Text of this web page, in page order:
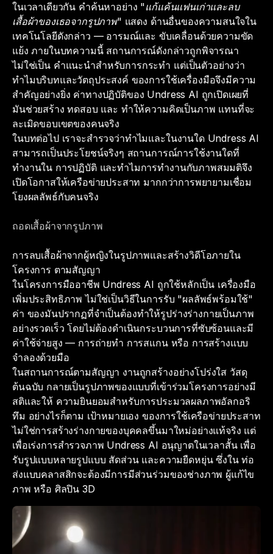
ในเวลาเดียวกัน คำค้นหาอย่าง "แก้แค้นแฟนเก่าและลบ
เสื้อผ้าของเธอจากรูปภาพ" แสดง ด้านอื่นของความสนใจใน
เทคโนโลยีดังกล่าว — อารมณ์และ ขับเคลื่อนด้วยความขัด
แย้ง ภายในบทความนี้ สถานการณ์ดังกล่าวถูกพิจารณา
ไม่ใช่เป็น คำแนะนำสำหรับการกระทำ แต่เป็นตัวอย่างว่า
ทำไมบริบทและวัตถุประสงค์ ของการใช้เครื่องมือจึงมีความ
สำคัญอย่างยิ่ง ค่าทางปฏิบัติของ Undress AI ถูกเปิดเผยที่
มันช่วยสร้าง ทดสอบ และ ทำให้ความคิดเป็นภาพ แทนที่จะ
ละเมิดขอบเขตของคนจริง
ในบทต่อไป เราจะสำรวจว่าทำไมและในงานใด Undress AI
สามารถเป็นประโยชน์จริงๆ สถานการณ์การใช้งานใดที่
ทำงานใน การปฏิบัติ และทำไมการทำงานกับภาพสมมติจึง
เปิดโอกาสให้เครือข่ายประสาท มากกว่าการพยายามเชื่อม
โยงผลลัพธ์กับคนจริง
ถอดเสื้อผ้าจากรูปภาพ
การลบเสื้อผ้าจากผู้หญิงในรูปภาพและสร้างวิดีโอภายใน
โครงการ ตามสัญญา
ในโครงการมืออาชีพ Undress AI ถูกใช้หลักเป็น เครื่องมือ
เพิ่มประสิทธิภาพ ไม่ใช่เป็นวิธีในการรับ "ผลลัพธ์พร้อมใช้"
ค่า ของมันปรากฏที่จำเป็นต้องทำให้รูปร่างร่างกายเป็นภาพ
อย่างรวดเร็ว โดยไม่ต้องดำเนินกระบวนการที่ซับซ้อนและมี
ค่าใช้จ่ายสูง — การถ่ายทำ การสแกน หรือ การสร้างแบบ
จำลองด้วยมือ
ในสถานการณ์ตามสัญญา งานถูกสร้างอย่างโปร่งใส วัสดุ
ต้นฉบับ กลายเป็นรูปภาพของแบบที่เข้าร่วมโครงการอย่างมี
สติและให้ ความยินยอมสำหรับการประมวลผลภาพอัลกอริ
ทึม อย่างไรก็ตาม เป้าหมายเอง ของการใช้เครือข่ายประสาท
ไม่ใช่การสร้างร่างกายของบุคคลขึ้นมาใหม่อย่างแท้จริง แต่
เพื่อเร่งการสำรวจภาพ Undress AI อนุญาตในเวลาสั้น เพื่อ
รับรูปแบบหลายรูปแบบ สัดส่วน และความยืดหยุ่น ซึ่งใน ท่อ
ส่งแบบคลาสสิกจะต้องมีการมีส่วนร่วมของช่างภาพ ผู้แก้ไข
ภาพ หรือ ศิลปิน 3D